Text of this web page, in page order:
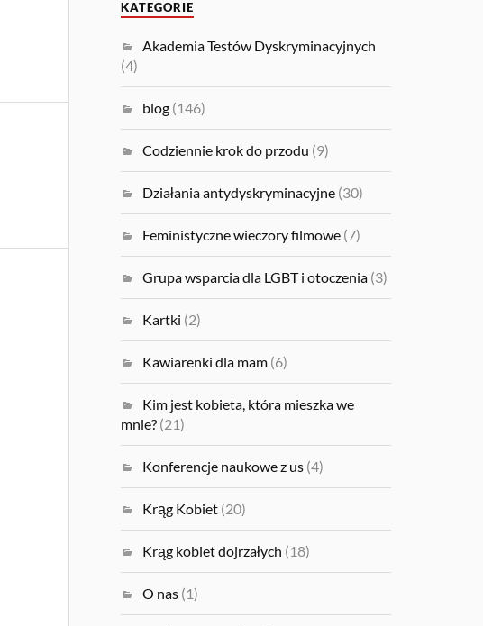
KATEGORIE
Akademia Testów Dyskryminacyjnych
(4)
blog (146)
Codziennie krok do przodu (9)
Działania antydyskryminacyjne (30)
Feministyczne wieczory filmowe (7)
Grupa wsparcia dla LGBT i otoczenia (3)
Kartki (2)
Kawiarenki dla mam (6)
Kim jest kobieta, która mieszka we
mnie? (21)
Konferencje naukowe z us (4)
Krąg Kobiet (20)
Krąg kobiet dojrzałych (18)
O nas (1)